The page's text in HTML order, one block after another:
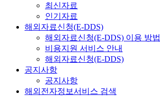
최신자료
인기자료
해외자료신청(E-DDS)
해외자료신청(E-DDS) 이용 방법
비용지원 서비스 안내
해외자료신청(E-DDS)
공지사항
공지사항
해외전자정보서비스 검색